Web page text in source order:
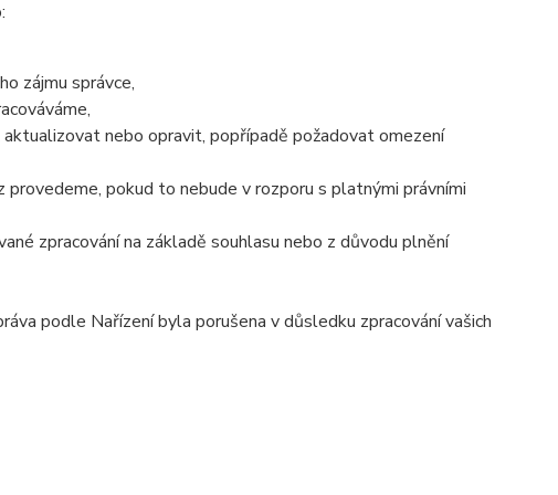
zájmu správce,
nebo opravit, popřípadě požadovat omezení
pokud to nebude v rozporu s platnými právními
zpracování na základě souhlasu nebo z důvodu plnění
podle Nařízení byla porušena v důsledku zpracování vašich